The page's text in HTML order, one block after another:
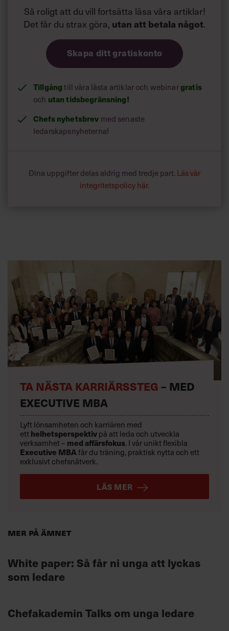
Och inte blev det bättre av att Peter Wallenberg, familjens
huvudman, Marcus Wallenbergs arvtagare och bankens
vice ordförande, tog sin hand från honom genom att inte
ens vilja diskutera det han stod anklagad för.
Så roligt att du vill fortsätta läsa våra artiklar!
Det får du strax göra, utan att betala något.
Skapa ditt gratiskonto
Tillgångtill våra låsta artiklar och webinargratis
och utan tidsbegränsning!
Chefs nyhetsbrev med senaste
ledarskapsnyheterna!
Dina uppgifter delas aldrig med tredje part. Läs vår
integritetspolicy här.
Mer på ämnet
White paper: Så får ni unga att lyckas
som ledare
Chefakademin Talks om unga ledare
TA NÄSTA KARRIÄRSSTEG – MED
EXECUTIVE MBA
Lyft lönsamheten och karriären med
ett helhetsperspektivpå att leda och utveckla
verksamhet – med affärsfokus. I vår unikt flexibla
Executive MBAfår du träning, praktisk nytta och ett
exklusivt chefsnätverk.
LÄS MER